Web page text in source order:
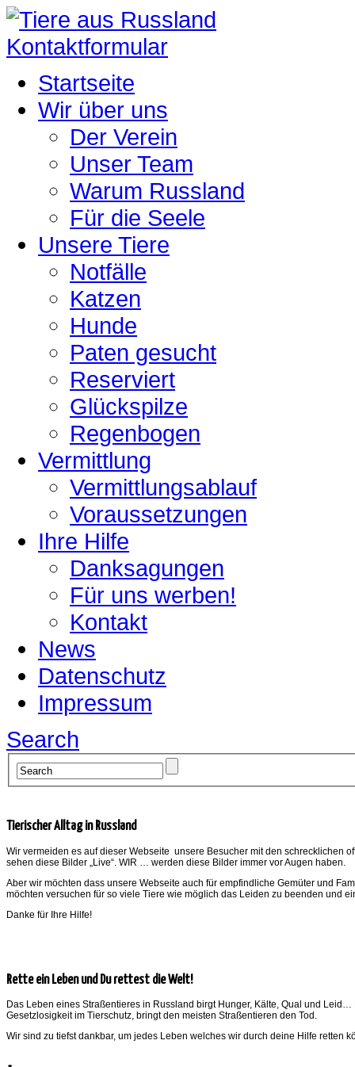
Kontaktformular
Startseite
Wir über uns
Der Verein
Unser Team
Warum Russland
Für die Seele
Unsere Tiere
Notfälle
Katzen
Hunde
Paten gesucht
Reserviert
Glückspilze
Regenbogen
Vermittlung
Vermittlungsablauf
Voraussetzungen
Ihre Hilfe
Danksagungen
Für uns werben!
Kontakt
News
Datenschutz
Impressum
Search
Tierischer Alltag in Russland
Wir vermeiden es auf dieser Webseite unsere Besucher mit den schrecklichen
sehen diese Bilder „Live“. WIR … werden diese Bilder immer vor Augen haben.
Aber wir möchten dass unsere Webseite auch für empfindliche Gemüter und
möchten versuchen für so viele Tiere wie möglich das Leiden zu beenden und
Danke für Ihre Hilfe!
Rette ein Leben und Du rettest die Welt!
Das Leben eines Straßentieres in Russland birgt Hunger, Kälte, Qual und
Gesetzlosigkeit im Tierschutz, bringt den meisten Straßentieren den Tod.
Wir sind zu tiefst dankbar, um jedes Leben welches wir durch deine Hilfe retten